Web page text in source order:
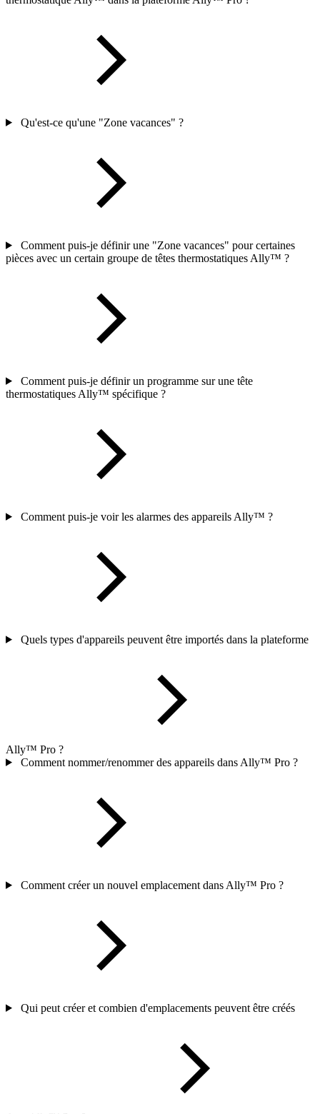
Qu'est-ce qu'une "Zone vacances" ?
Comment puis-je définir une "Zone vacances" pour certaines
pièces avec un certain groupe de têtes thermostatiques Ally™ ?
Comment puis-je définir un programme sur une tête
thermostatiques Ally™ spécifique ?
Comment puis-je voir les alarmes des appareils Ally™ ?
Quels types d'appareils peuvent être importés dans la plateforme
Ally™ Pro ?
Comment nommer/renommer des appareils dans Ally™ Pro ?
Comment créer un nouvel emplacement dans Ally™ Pro ?
Qui peut créer et combien d'emplacements peuvent être créés